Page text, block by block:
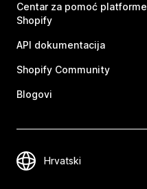
Centar za pomoć platforme
Shopify
API dokumentacija
Shopify Community
Blogovi